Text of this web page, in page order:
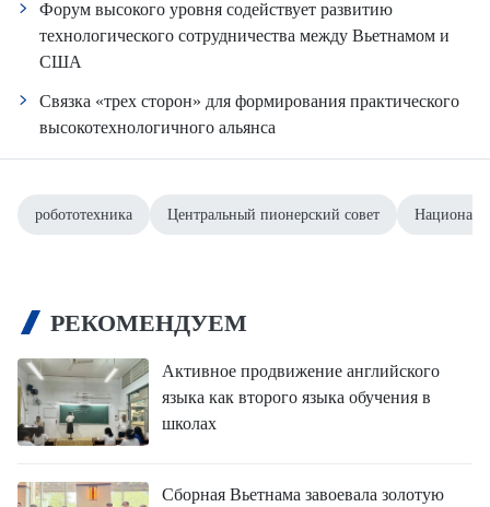
Форум высокого уровня содействует развитию
технологического сотрудничества между Вьетнамом и
США
Связка «трех сторон» для формирования практического
высокотехнологичного альянса
робототехника Центральный пионерский совет
РЕКОМЕНДУЕМ
Активное продвижение английского
языка как второго языка обучения в
школах
Сборная Вьетнама завоевала золотую